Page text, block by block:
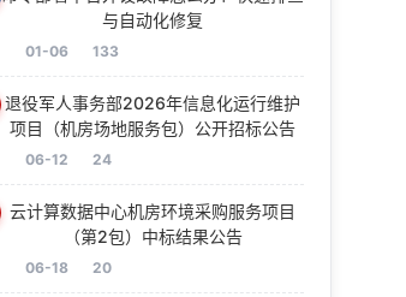
与自动化修复
01-06 133
退役军人事务部2026年信息化运行维护
项目（机房场地服务包）公开招标公告
06-12 24
云计算数据中心机房环境采购服务项目
（第2包）中标结果公告
06-18 20